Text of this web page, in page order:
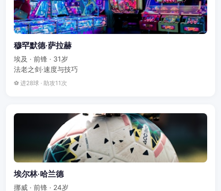
穆罕默德·萨拉赫
埃及 · 前锋 · 31岁
法老之剑·速度与技巧
⚽ 进28球 · 助攻11次
埃尔林·哈兰德
挪威 · 前锋 · 24岁